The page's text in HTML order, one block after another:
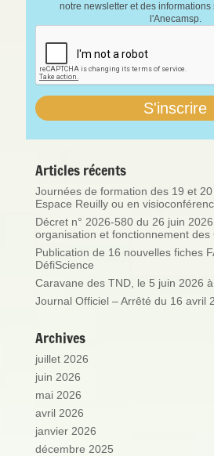
notre newsletter et des informations
l'Anecamsp.
Articles récents
Journées de formation des 19 et 20
Espace Reuilly ou en
Décret n° 2026-580 du 26 juin
organisation et fonctionnement des
Publication de 16 nouvelles fiches
DéfiScience
Caravane des TND, le 5 juin 2026
Journal Officiel – Arrêté du 16 avril
Archives
juillet 2026
juin 2026
mai 2026
avril 2026
janvier 2026
décembre 2025